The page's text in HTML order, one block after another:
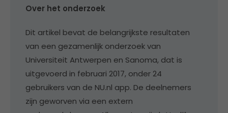
Over het onderzoek
Dit artikel bevat de belangrijkste resultaten
van een gezamenlijk onderzoek van
Universiteit Antwerpen en Sanoma, dat is
uitgevoerd in februari 2017, onder 24
gebruikers van de NU.nl app. De deelnemers
zijn geworven via een extern